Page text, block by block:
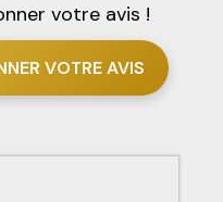
votre avis !
VOTRE AVIS